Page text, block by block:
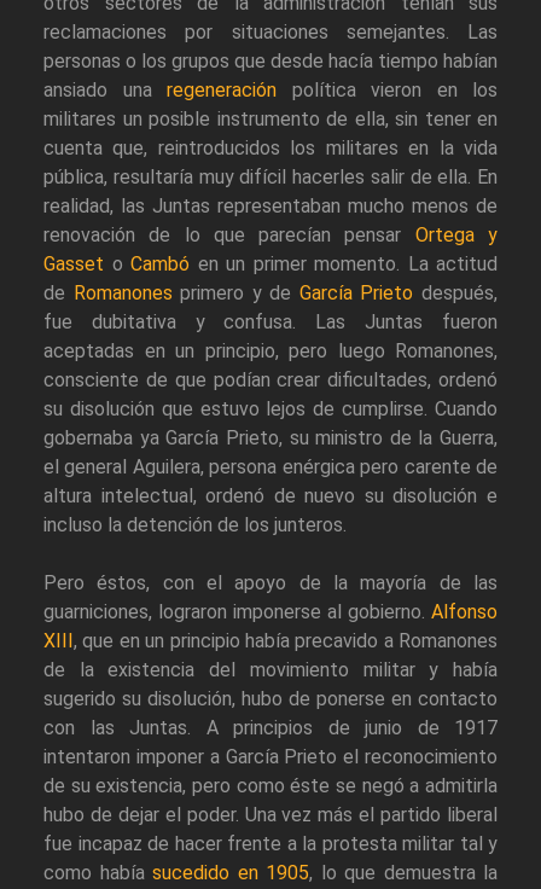
reclamaciones por situaciones semejantes. Las
personas o los grupos que desde hacía tiempo habían
ansiado una regeneración política vieron en los
militares un posible instrumento de ella, sin tener en
cuenta que, reintroducidos los militares en la vida
pública, resultaría muy difícil hacerles salir de ella. En
realidad, las Juntas representaban mucho menos de
renovación de lo que parecían pensar Ortega y
Gasset o Cambó en un primer momento. La actitud
de Romanones primero y de García Prieto después,
fue dubitativa y confusa. Las Juntas fueron
aceptadas en un principio, pero luego Romanones,
consciente de que podían crear dificultades, ordenó
su disolución que estuvo lejos de cumplirse. Cuando
gobernaba ya García Prieto, su ministro de la Guerra,
el general Aguilera, persona enérgica pero carente de
altura intelectual, ordenó de nuevo su disolución e
incluso la detención de los junteros.
Pero éstos, con el apoyo de la mayoría de las
guarniciones, lograron imponerse al gobierno. Alfonso
XIII , que en un principio había precavido a Romanones
de la existencia del movimiento militar y había
sugerido su disolución, hubo de ponerse en contacto
con las Juntas. A principios de junio de 1917
intentaron imponer a García Prieto el reconocimiento
de su existencia, pero como éste se negó a admitirla
hubo de dejar el poder. Una vez más el partido liberal
fue incapaz de hacer frente a la protesta militar tal y
como había sucedido en 1905, lo que demuestra la